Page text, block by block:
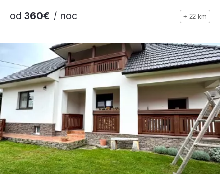
od 360€ / noc + 22 km